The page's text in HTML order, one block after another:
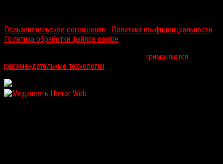
Пользовательское соглашение
Политика конфиденциальности
Политика обработки файлов cookie
применяются
рекомендательные технологии